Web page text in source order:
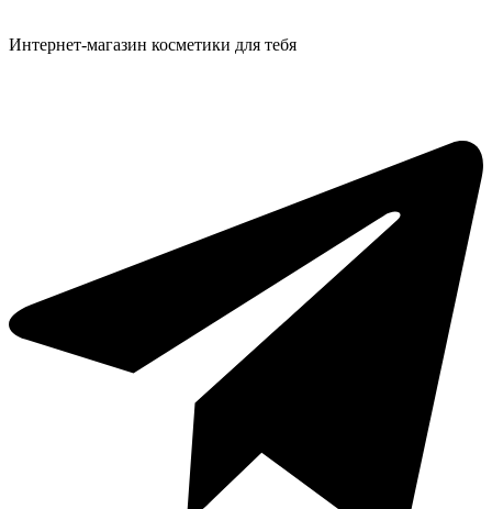
Интернет-магазин косметики для тебя